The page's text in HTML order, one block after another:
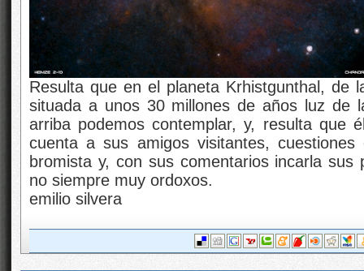
Resulta que en el planeta Krhistgunthal, de
situada a unos 30 millones de años luz de
arriba podemos contemplar, y, resulta que
cuenta a sus amigos visitantes,
bromista y, con sus comentarios incarla sus
no siempre muy ordoxos.
emilio silvera